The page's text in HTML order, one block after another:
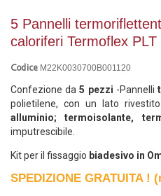
5 Pannelli
caloriferi Termoflex
Codice M22K0030700B001120
Confezione da 5 pezzi -Pannelli
polietilene, con un lato
alluminio; termoisolante,
imputrescibile.
Kit per il fissaggio biadesivo in
SPEDIZIONE GRATUITA !